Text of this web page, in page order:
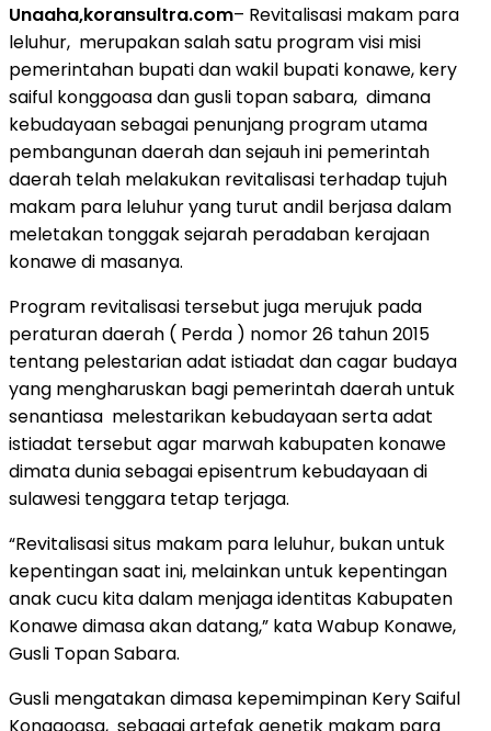
Unaaha,koransultra.com– Revitalisasi makam para
leluhur, merupakan salah satu program visi misi
pemerintahan bupati dan wakil bupati konawe, kery
saiful konggoasa dan gusli topan sabara, dimana
kebudayaan sebagai penunjang program utama
pembangunan daerah dan sejauh ini pemerintah
daerah telah melakukan revitalisasi terhadap tujuh
makam para leluhur yang turut andil berjasa dalam
meletakan tonggak sejarah peradaban kerajaan
konawe di masanya.
Program revitalisasi tersebut juga merujuk pada
peraturan daerah ( Perda ) nomor 26 tahun 2015
tentang pelestarian adat istiadat dan cagar budaya
yang mengharuskan bagi pemerintah daerah untuk
senantiasa melestarikan kebudayaan serta adat
istiadat tersebut agar marwah kabupaten konawe
dimata dunia sebagai episentrum kebudayaan di
sulawesi tenggara tetap terjaga.
“Revitalisasi situs makam para leluhur, bukan untuk
kepentingan saat ini, melainkan untuk kepentingan
anak cucu kita dalam menjaga identitas Kabupaten
Konawe dimasa akan datang,” kata Wabup Konawe,
Gusli Topan Sabara.
Gusli mengatakan dimasa kepemimpinan Kery Saiful
Konggoasa, sebagai artefak genetik makam para